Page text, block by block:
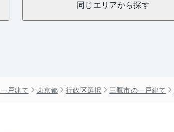
同じエリアから探す
一戸建て 東京都 行政区選択 三鷹市の一戸建て